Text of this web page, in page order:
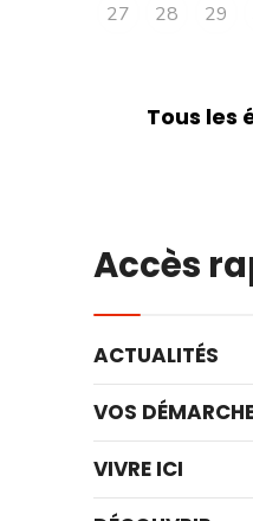
27
28 29
Tous les
Accès
ACTUALITÉS
VOS
VIVRE ICI